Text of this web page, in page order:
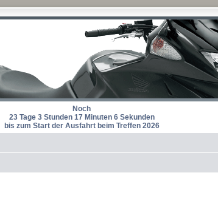
Noch
23 Tage 3 Stunden 17 Minuten 6 Sekunden
bis zum Start der Ausfahrt beim Treffen 2026